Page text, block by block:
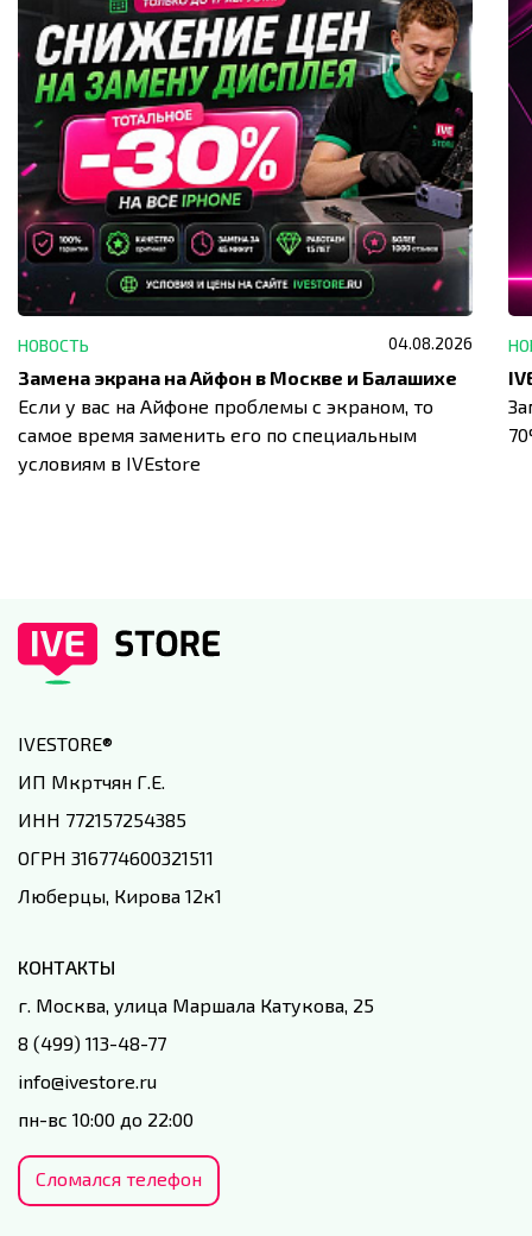
НОВОСТЬ 04.08.2026
Замена экрана на Айфон в Москве и Балашихе
Если у вас на Айфоне проблемы с экраном, то
самое время заменить его по специальным
условиям в IVEstore
IVESTORE®
ИП Мкртчян Г.Е.
ИНН 772157254385
ОГРН 316774600321511
Люберцы, Кирова 12к1
КОНТАКТЫ
г. Москва, улица Маршала Катукова, 25
8 (499) 113-48-77
info@ivestore.ru
пн-вс 10:00 до 22:00
Сломался телефон